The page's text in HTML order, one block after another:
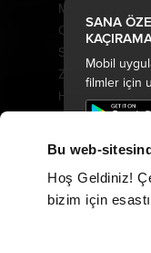
Bu web-
Hoş Geldiniz!
bizim için
SANA
Mobil
filmler için
Minyonlar ve
Oyuncak
Saplantı
Ziyaretçiler:
Hayvan Çiftliği
Keloğlan ve
Özgür Kedi
Karanlıktan